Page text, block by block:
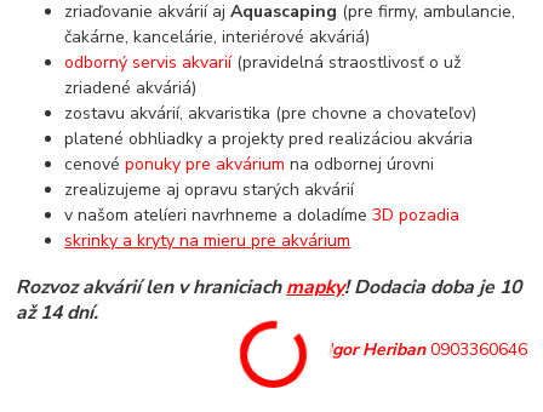
zriaďovanie akvárií ajAquascaping (pre firmy, ambulancie,
čakárne, kancelárie, interiérové akváriá)
odborný servis akvarií(pravidelná straostlivosť o už
zriadené akváriá)
zostavu akvárií, akvaristika (pre chovne a chovateľov)
platené obhliadky a projekty pred realizáciou akvária
cenovéponuky pre akvárium na odbornej úrovni
zrealizujeme aj opravu starých akvárií
v našom atelíeri navrhneme a doladíme3D pozadia
skrinky a kryty na mieru pre akvárium
Rozvoz akvárií len v hraniciachmapky! Dodacia doba je 10
až 14 dní.
Igor Heriban0903360646